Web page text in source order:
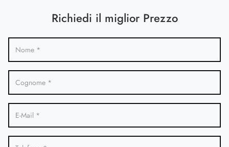
Richiedi il miglior Prezzo